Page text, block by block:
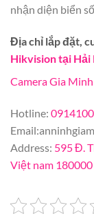
nhận diện biển
Địa chỉ lắp đặt,
Hikvision tại Hải
Camera Gia Minh
Hotline:
Email:
Address: 595 Đ.
Việt nam 180000